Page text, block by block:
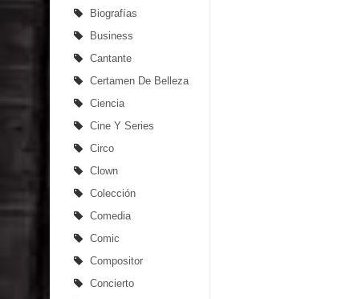
Biografías
Business
Cantante
Certamen De Belleza
Ciencia
Cine Y Series
Circo
Clown
Colección
Comedia
Comic
Compositor
Concierto